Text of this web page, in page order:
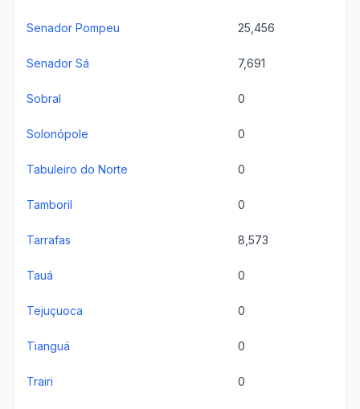
Senador Pompeu 25,456
Senador Sá 7,691
Sobral 0
Solonópole 0
Tabuleiro do Norte 0
Tamboril 0
Tarrafas 8,573
Tauá 0
Tejuçuoca 0
Tianguá 0
Trairi 0